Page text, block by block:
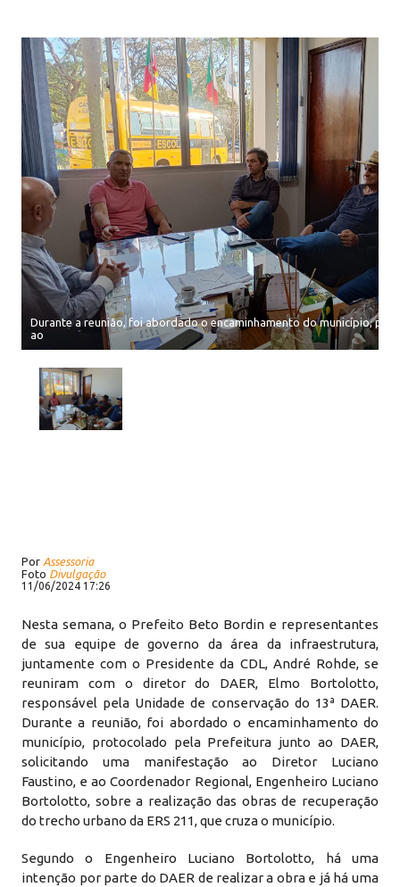
Durante a reunião, foi abordado o encaminhamento do município,
ao
Por Assessoria
Foto Divulgação
11/06/2024 17:26
Nesta semana, o Prefeito Beto Bordin e representantes
de sua equipe de governo da área da infraestrutura,
juntamente com o Presidente da CDL, André Rohde, se
reuniram com o diretor do DAER, Elmo Bortolotto,
responsável pela Unidade de conservação do 13ª DAER.
Durante a reunião, foi abordado o encaminhamento do
município, protocolado pela Prefeitura junto ao DAER,
solicitando uma manifestação ao Diretor Luciano
Faustino, e ao Coordenador Regional, Engenheiro Luciano
Bortolotto, sobre a realização das obras de recuperação
do trecho urbano da ERS 211, que cruza o município.
Segundo o Engenheiro Luciano Bortolotto, há uma
intenção por parte do DAER de realizar a obra e já há uma